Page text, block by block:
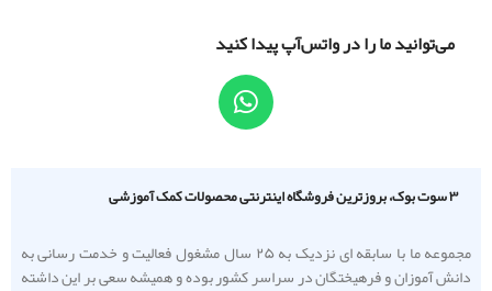
می‌توانید ما را در واتس‌آپ پیدا کنید
۳ سوت بوک، بروزترین فروشگاه اینترنتی محصولات کمک آموزشی
مجموعه ما با سابقه ای نزدیک به ۲۵ سال مشغول فعالیت و خدمت رسانی به
دانش آموزان و فرهیختگان در سراسر کشور بوده و همیشه سعی بر این داشته